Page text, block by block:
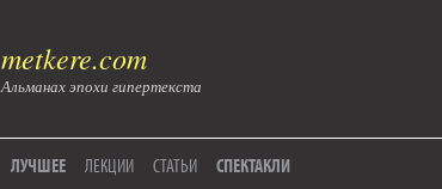
metkere.com
Альманах эпохи гипертекста
ЛУЧШЕЕ ЛЕКЦИИ СТАТЬИ СПЕКТАКЛИ